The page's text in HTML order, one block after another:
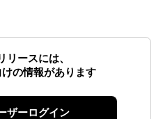
リースには、
の情報があります
ザーログイン